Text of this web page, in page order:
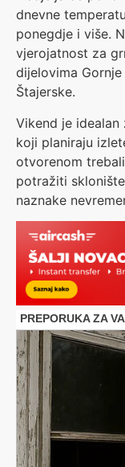
dnevne
ponegdje i više.
vjerojatnost za
dijelovima
Štajerske.
Vikend je
koji planiraju
otvorenom
potražiti
naznake